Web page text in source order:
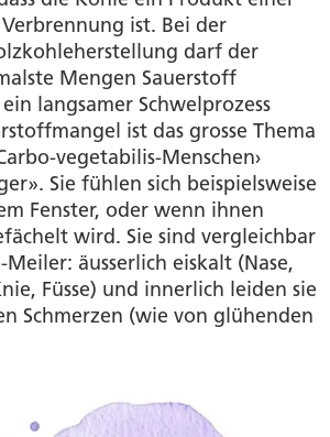
ist. Bei der
darf der
Mengen Sauerstoff
langsamer Schwelprozess
ist das grosse Thema
vegetabilis-Menschen›
Sie fühlen sich beispielsweise
Fenster, oder wenn ihnen
wird. Sie sind vergleichbar
äusserlich eiskalt (Nase,
Füsse) und innerlich leiden sie
Schmerzen (wie von glühenden